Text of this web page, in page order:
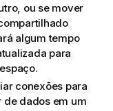
ou se mover
algum tempo
para
conexões para
de dadosem um